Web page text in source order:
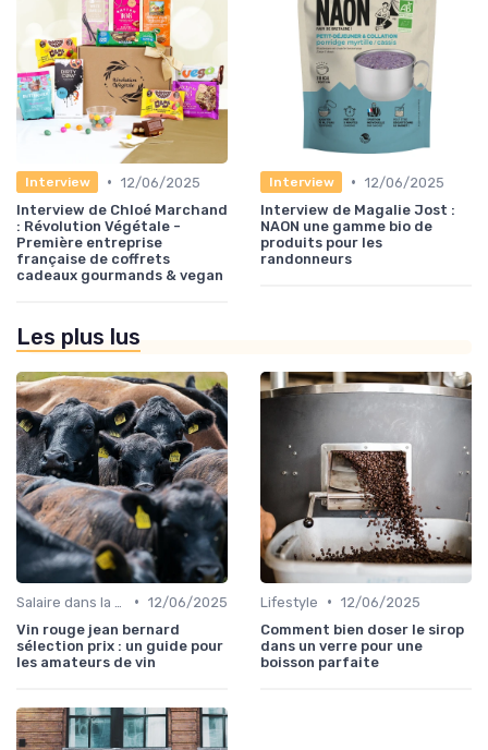
Interview • 12/06/2025
Interview de Chloé Marchand
: Révolution Végétale -
Première entreprise
française de coffrets
cadeaux gourmands & vegan
Interview • 12/06/2025
Interview de Magalie Jost :
NAON une gamme bio de
produits pour les
randonneurs
Les plus lus
• 12/06/2025
Vin rouge jean bernard
sélection prix : un guide pour
les amateurs de vin
Lifestyle • 12/06/2025
Comment bien doser le sirop
dans un verre pour une
boisson parfaite